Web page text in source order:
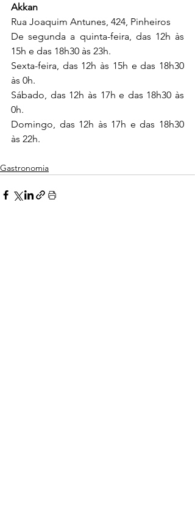
Akkan
Rua Joaquim Antunes, 424, Pinheiros
De segunda a quinta-feira, das 12h às
15h e das 18h30 às 23h.
Sexta-feira, das 12h às 15h e das 18h30
às 0h.
Sábado, das 12h às 17h e das 18h30 às
0h.
Domingo, das 12h às 17h e das 18h30
às 22h.
Gastronomia